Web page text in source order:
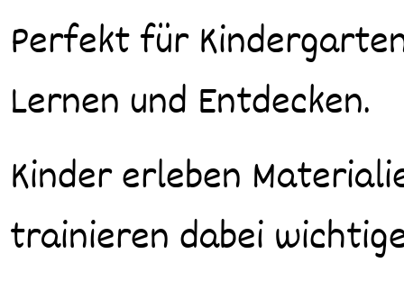
Perfekt für
Lernen und Entdecken.
Kinder erleben
trainieren dabei